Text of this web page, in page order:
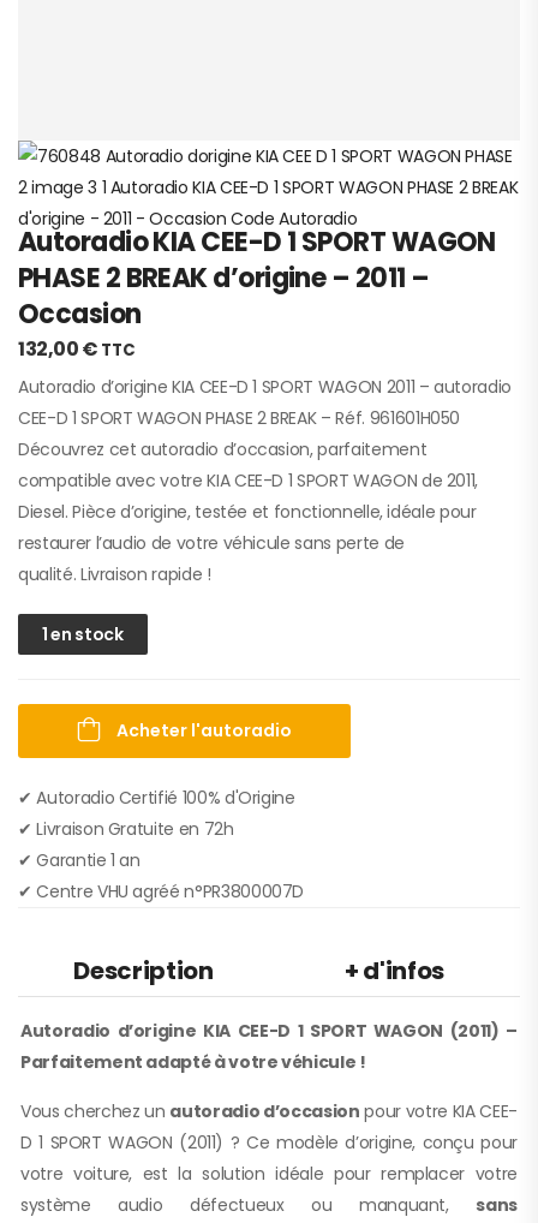
Autoradio KIA CEE-D 1 SPORT WAGON
PHASE 2 BREAK d’origine – 2011 –
Occasion
132,00€ TTC
Autoradio d’origine KIA CEE-D 1 SPORT WAGON 2011 – autoradio
CEE-D 1 SPORT WAGON PHASE 2 BREAK – Réf. 961601H050
Découvrez cet autoradio d’occasion, parfaitement
compatible avec votre KIA CEE-D 1 SPORT WAGON de 2011,
Diesel. Pièce d’origine, testée et fonctionnelle, idéale pour
restaurer l’audio de votre véhicule sans perte de
qualité. Livraison rapide !
1 en stock
Acheter l'autoradio
✔ Autoradio Certifié 100% d'Origine
✔︎ Livraison Gratuite en 72h
✔︎ Garantie 1 an
✔︎ Centre VHU agréé n°PR3800007D
Description + d'infos
Autoradio d’origine KIA CEE-D 1 SPORT WAGON (2011) –
Parfaitement adapté à votre véhicule !
Vous cherchez un autoradio d’occasion pour votre KIA CEE-
D 1 SPORT WAGON (2011) ? Ce modèle d’origine, conçu pour
votre voiture, est la solution idéale pour remplacer votre
système audio défectueux ou manquant, sans